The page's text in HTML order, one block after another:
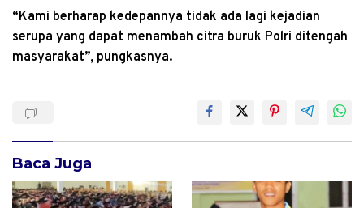
“Kami berharap kedepannya tidak ada lagi kejadian
serupa yang dapat menambah citra buruk Polri ditengah
masyarakat”, pungkasnya.
Baca Juga